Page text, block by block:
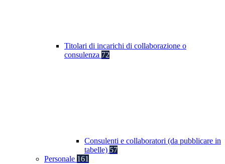
Titolari di incarichi di collaborazione o
consulenza 72
Consulenti e collaboratori (da pubblicare in
tabelle) 57
Personale 161